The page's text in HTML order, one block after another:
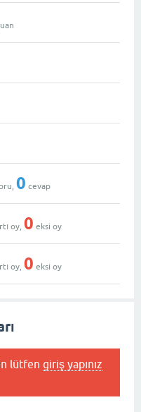
0 cevap
oy, 0 eksi oy
oy, 0 eksi oy
lütfen giriş yapınız